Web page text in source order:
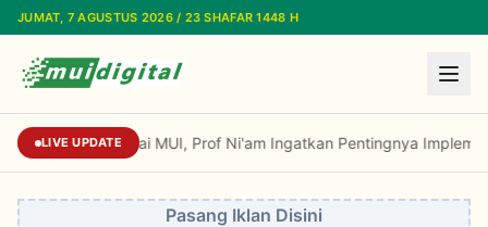
Lewati ke konten utama
JUMAT, 7 AGUSTUS 2026 / 23 SHAFAR 1448 H
LIVE UPDATE Di Standardisasi Dai MUI, Prof Ni'am
Pasang Iklan Disini